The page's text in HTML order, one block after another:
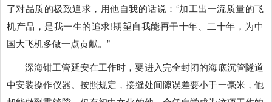
了对品质的极致追求，用他自我的话说：“加工出一流质量的飞
机产品，是我一生的追求!期望自我能再干十年、二十年，为中
国大飞机多做一点贡献。”
深海钳工管延安在工作时，要进入完全封闭的海底沉管隧道
中安装操作仪器。按照规定，接缝处间隙误差要小于一毫米，他